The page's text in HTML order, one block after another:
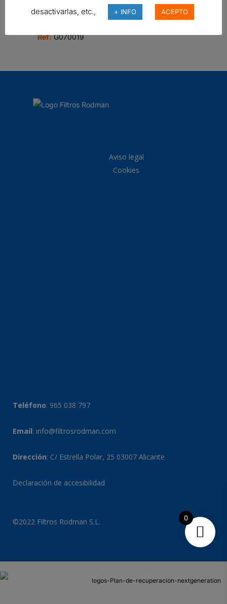
Ref:G070019
Aviso legal
Cookies
Teléfono: 965 038 797
Email: info@filtrosrodman.com
Dirección: C/ Estrella Polar, 25 03007 Alicante
Declaración de accesibilidad
©2022 Filtros Rodman S.L.
desactivarlas, etc.,
+ INFO ACEPTO
0